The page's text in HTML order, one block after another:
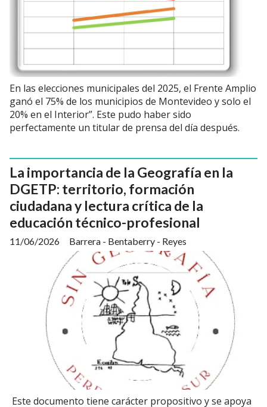
En las elecciones municipales del 2025, el Frente Amplio
ganó el 75% de los municipios de Montevideo y solo el
20% en el Interior”. Este pudo haber sido
perfectamente un titular de prensa del día después.
La importancia de la Geografía en la
DGETP: territorio, formación
ciudadana y lectura crítica de la
educación técnico-profesional
Barrera - Bentaberry - Reyes
11/06/2026
Este documento tiene carácter propositivo y se apoya